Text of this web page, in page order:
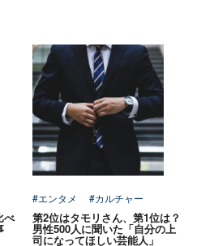
べ
#エンタメ #カルチャー
第2位はタモリさん、第1位は？
男性500人に聞いた「自分の上
司になってほしい芸能人」